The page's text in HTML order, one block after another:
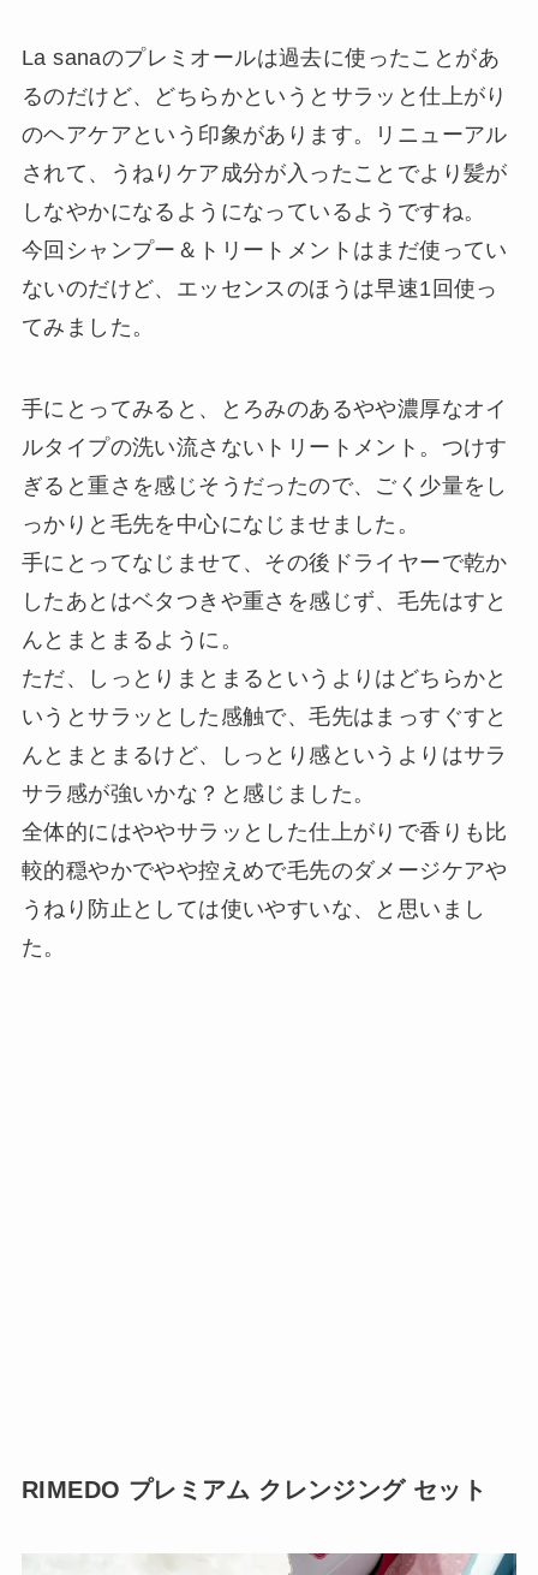
La sanaのプレミオールは過去に使ったことがあ
るのだけど、どちらかというとサラッと仕上がり
のヘアケアという印象があります。リニューアル
されて、うねりケア成分が入ったことでより髪が
しなやかになるようになっているようですね。
今回シャンプー＆トリートメントはまだ使ってい
ないのだけど、エッセンスのほうは早速1回使っ
てみました。
手にとってみると、とろみのあるやや濃厚なオイ
ルタイプの洗い流さないトリートメント。つけす
ぎると重さを感じそうだったので、ごく少量をし
っかりと毛先を中心になじませました。
手にとってなじませて、その後ドライヤーで乾か
したあとはベタつきや重さを感じず、毛先はすと
んとまとまるように。
ただ、しっとりまとまるというよりはどちらかと
いうとサラッとした感触で、毛先はまっすぐすと
んとまとまるけど、しっとり感というよりはサラ
サラ感が強いかな？と感じました。
全体的にはややサラッとした仕上がりで香りも比
較的穏やかでやや控えめで毛先のダメージケアや
うねり防止としては使いやすいな、と思いまし
た。
RIMEDO プレミアム クレンジング セット